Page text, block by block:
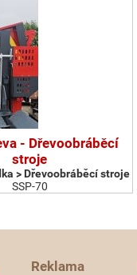
- Dřevoobráběcí
stroje
> Dřevoobráběcí stroje
SSP-70
Reklama